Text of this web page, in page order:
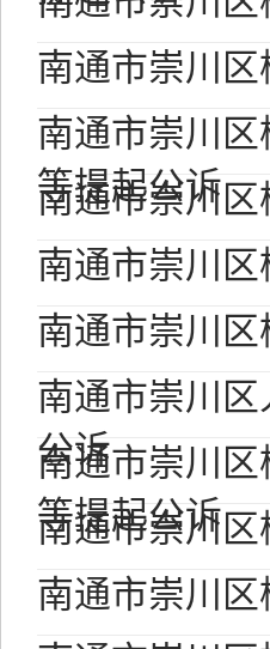
南通市崇川
南通市崇川
等提起公诉
南通市崇川
南通市崇川
南通市崇川
南通市崇川
公诉
南通市崇川
等提起公诉
南通市崇川
南通市崇川